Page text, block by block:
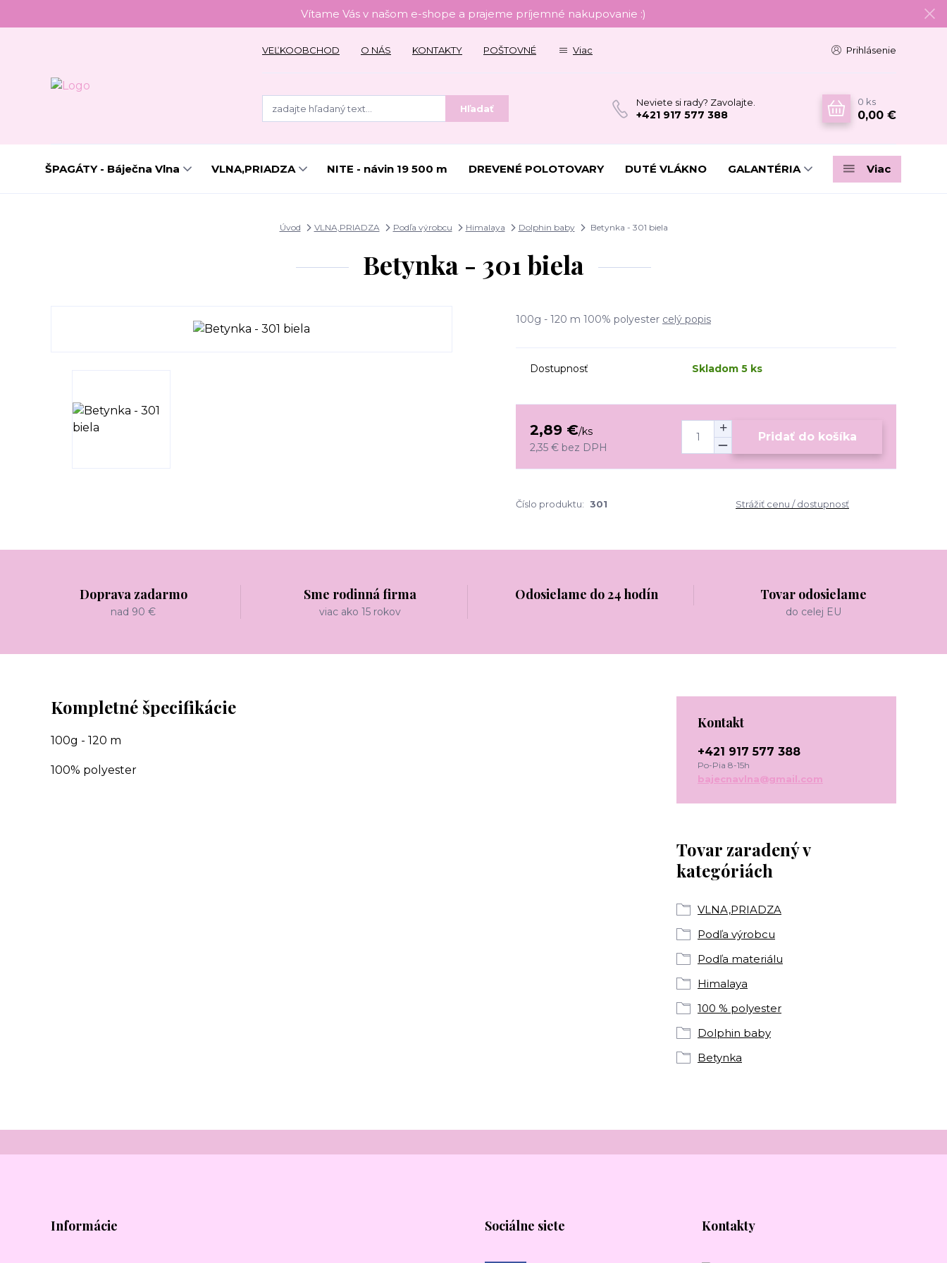
Vítame Vás v našom e-shope a prajeme príjemné nakupovanie :)
VEĽKOOBCHOD O NÁS KONTAKTY POŠTOVNÉ Viac Prihlásenie
Hľadať
Neviete si rady? Zavolajte.
+421 917 577 388
0 ks
0,00 €
ŠPAGÁTY - Báječna Vlna VLNA,PRIADZA NITE - návin 19 500 m DREVENÉ POLOTOVARY DUTÉ VLÁKNO GALANTÉRIA Viac
Úvod VLNA,PRIADZA Podľa výrobcu Himalaya Dolphin baby Betynka - 301 biela
Betynka - 301 biela
100g - 120 m 100% polyester celý popis
Dostupnosť Skladom 5 ks
2,89 €/ks
2,35 € bez DPH
Pridať do košíka
Číslo produktu: 301 Strážiť cenu / dostupnosť
Doprava zadarmo
nad 90 €
Sme rodinná firma
viac ako 15 rokov
Odosielame do 24 hodín Tovar odosielame
do celej EU
Kompletné špecifikácie
100g - 120 m
100% polyester
Tovar zaradený v
kategóriách
VLNA,PRIADZA
Podľa výrobcu
Podľa materiálu
Himalaya
100 % polyester
Dolphin baby
Betynka
Kontakt
+421 917 577 388
Po-Pia 8-15h
bajecnavlna@gmail.com
Informácie Sociálne siete Kontakty